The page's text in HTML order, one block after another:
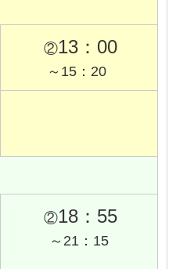
②13：00
～15：20
②18：55
～21：15